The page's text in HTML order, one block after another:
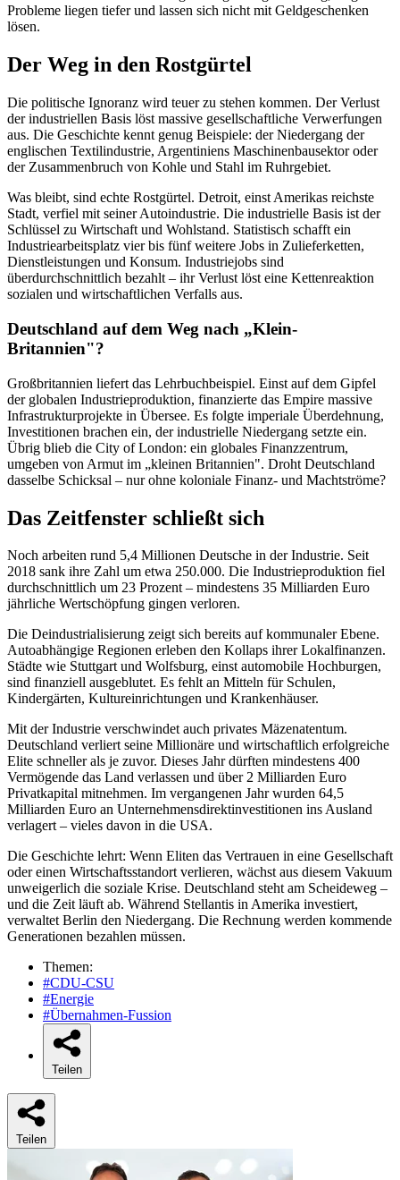
Probleme liegen tiefer und lassen sich nicht mit Geldgeschenken
lösen.
Der Weg in den Rostgürtel
Die politische Ignoranz wird teuer zu stehen kommen. Der Verlust
der industriellen Basis löst massive gesellschaftliche Verwerfungen
aus. Die Geschichte kennt genug Beispiele: der Niedergang der
englischen Textilindustrie, Argentiniens Maschinenbausektor oder
der Zusammenbruch von Kohle und Stahl im Ruhrgebiet.
Was bleibt, sind echte Rostgürtel. Detroit, einst Amerikas reichste
Stadt, verfiel mit seiner Autoindustrie. Die industrielle Basis ist der
Schlüssel zu Wirtschaft und Wohlstand. Statistisch schafft ein
Industriearbeitsplatz vier bis fünf weitere Jobs in Zulieferketten,
Dienstleistungen und Konsum. Industriejobs sind
überdurchschnittlich bezahlt – ihr Verlust löst eine Kettenreaktion
sozialen und wirtschaftlichen Verfalls aus.
Deutschland auf dem Weg nach „Klein-
Britannien"?
Großbritannien liefert das Lehrbuchbeispiel. Einst auf dem Gipfel
der globalen Industrieproduktion, finanzierte das Empire massive
Infrastrukturprojekte in Übersee. Es folgte imperiale Überdehnung,
Investitionen brachen ein, der industrielle Niedergang setzte ein.
Übrig blieb die City of London: ein globales Finanzzentrum,
umgeben von Armut im „kleinen Britannien". Droht Deutschland
dasselbe Schicksal – nur ohne koloniale Finanz- und Machtströme?
Das Zeitfenster schließt sich
Noch arbeiten rund 5,4 Millionen Deutsche in der Industrie. Seit
2018 sank ihre Zahl um etwa 250.000. Die Industrieproduktion fiel
durchschnittlich um 23 Prozent – mindestens 35 Milliarden Euro
jährliche Wertschöpfung gingen verloren.
Die Deindustrialisierung zeigt sich bereits auf kommunaler Ebene.
Autoabhängige Regionen erleben den Kollaps ihrer Lokalfinanzen.
Städte wie Stuttgart und Wolfsburg, einst automobile Hochburgen,
sind finanziell ausgeblutet. Es fehlt an Mitteln für Schulen,
Kindergärten, Kultureinrichtungen und Krankenhäuser.
Mit der Industrie verschwindet auch privates Mäzenatentum.
Deutschland verliert seine Millionäre und wirtschaftlich erfolgreiche
Elite schneller als je zuvor. Dieses Jahr dürften mindestens 400
Vermögende das Land verlassen und über 2 Milliarden Euro
Privatkapital mitnehmen. Im vergangenen Jahr wurden 64,5
Milliarden Euro an Unternehmensdirektinvestitionen ins Ausland
verlagert – vieles davon in die USA.
Die Geschichte lehrt: Wenn Eliten das Vertrauen in eine Gesellschaft
oder einen Wirtschaftsstandort verlieren, wächst aus diesem Vakuum
unweigerlich die soziale Krise. Deutschland steht am Scheideweg –
und die Zeit läuft ab. Während Stellantis in Amerika investiert,
verwaltet Berlin den Niedergang. Die Rechnung werden kommende
Generationen bezahlen müssen.
Themen:
#CDU-CSU
#Energie
#Übernahmen-Fussion
Teilen
Teilen